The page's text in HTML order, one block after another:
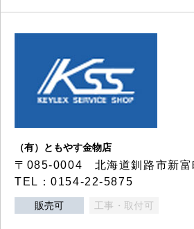
（有）ともやす金物店
〒085-0004 北海道釧路市新富
TEL：0154-22-5875
販売可 工事・取付可